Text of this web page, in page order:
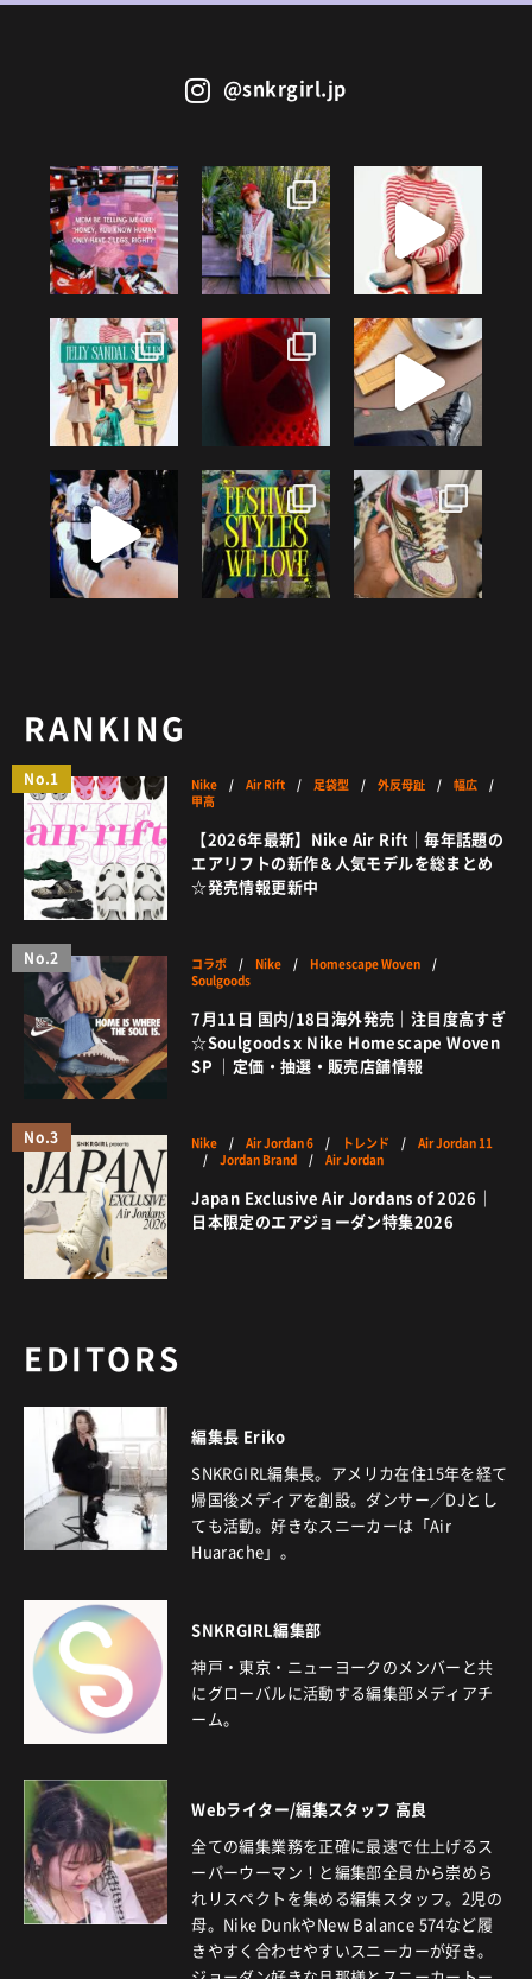
@snkrgirl.jp
RANKING
No.1 Nike /Air Rift / 足袋型 /外反母趾 /幅広 /
甲高
【2026年最新】Nike Air Rift｜毎年話題の
エアリフトの新作＆人気モデルを総まとめ
☆発売情報更新中
No.2 コラボ / Nike / Homescape Woven /
Soulgoods
7月11日 国内/18日海外発売｜注目度高すぎ
☆Soulgoods x Nike Homescape Woven
SP ｜定価・抽選・販売店舗情報
No.3 Nike /Air Jordan 6 / トレンド /Air Jordan 11
/Jordan Brand /Air Jordan
Japan Exclusive Air Jordans of 2026｜
日本限定のエアジョーダン特集2026
EDITORS
編集長 Eriko
SNKRGIRL編集長。アメリカ在住15年を経て
帰国後メディアを創設。ダンサー／DJとし
ても活動。好きなスニーカーは「Air
Huarache」。
SNKRGIRL編集部
神戸・東京・ニューヨークのメンバーと共
にグローバルに活動する編集部メディアチ
ーム。
Webライター/編集スタッフ 高良
全ての編集業務を正確に最速で仕上げるス
ーパーウーマン！と編集部全員から崇めら
れリスペクトを集める編集スタッフ。2児の
母。Nike DunkやNew Balance 574など履
きやすく合わせやすいスニーカーが好き。